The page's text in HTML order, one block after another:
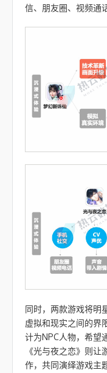
信、朋友圈、视频通
同时，两款游戏将明
虚拟和现实之间的界
计为NPC人物，希望
《光与夜之恋》则
作，共同演绎游戏主